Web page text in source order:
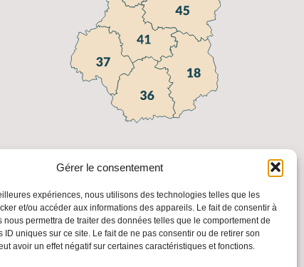
Gérer le consentement
expériences, nous utilisons des technologies telles que les
et/ou accéder aux informations des appareils. Le fait de consentir à
nous permettra de traiter des données telles que le comportement de
ID uniques sur ce site. Le fait de ne pas consentir ou de retirer son
avoir un effet négatif sur certaines caractéristiques et fonctions.